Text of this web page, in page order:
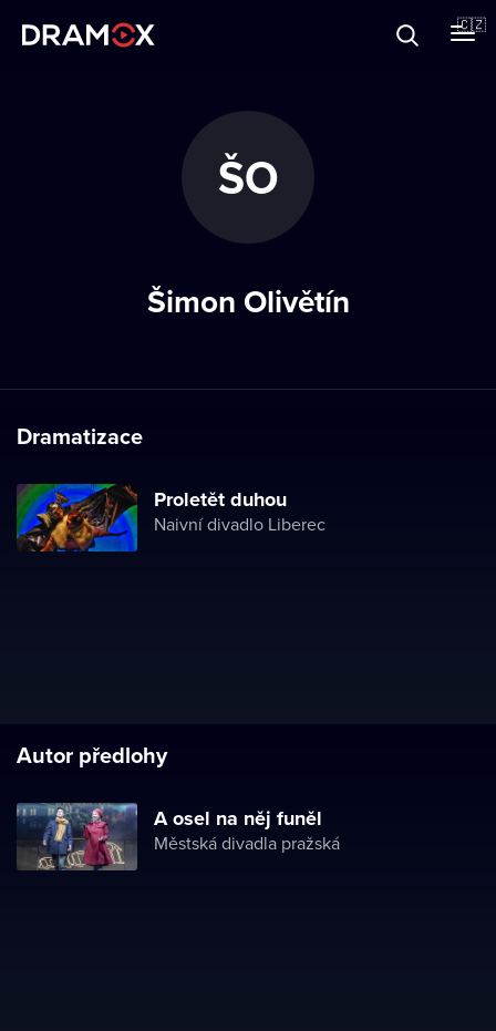
🇨🇿
ŠO
Šimon Olivětín
Dramatizace
Proletět duhou
Naivní divadlo Liberec
Autor předlohy
A osel na něj funěl
Městská divadla pražská